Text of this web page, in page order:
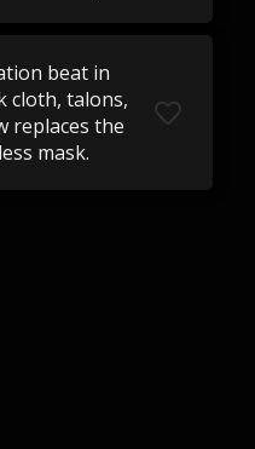
beat in
cloth, talons,
replaces the
mask.